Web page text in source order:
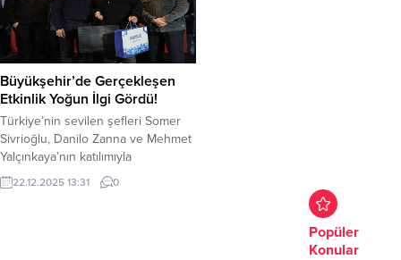
Büyükşehir’de Gerçekleşen
Etkinlik Yoğun İlgi Gördü!
Türkiye’nin sevilen şefleri Somer
Sivrioğlu, Danilo Zanna ve Mehmet
Yalçınkaya’nın katılımıyla
gerçekleşen ‘Şeflerin Rotası’
etkinliği büyük ilgi görürken, Burfaş
22.12.2025 13:31 0
Popüler
Konular